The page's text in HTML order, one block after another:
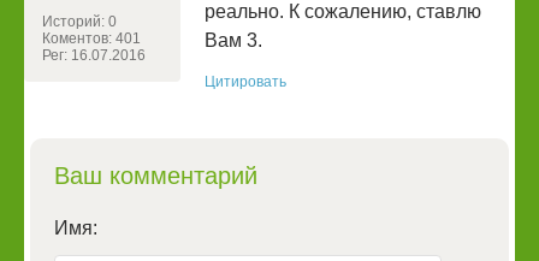
Историй: 0
Коментов: 401
Рег: 16.07.2016
реально. К сожалению, ставлю
Вам 3.
Цитировать
Ваш комментарий
Имя: